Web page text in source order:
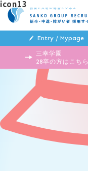
Entry / Mypage
三幸学園
28卒の方はこちら
icon13